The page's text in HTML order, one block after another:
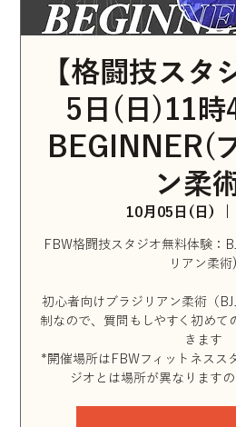
【格闘技スタ
5日(日)11時
BEGINNER(
ン柔
10月05日(日)
FBW格闘技スタジオ無料体験：
リアン柔術)
初心者向けブラジリアン柔術（
制なので、質問もしやすく初めて
きます
*開催場所はFBWフィットネスス
ジオとは場所が異なります